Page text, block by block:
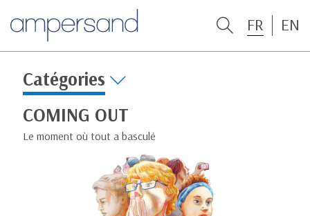
FR EN
Catégories
COMING OUT
Le moment où tout a basculé